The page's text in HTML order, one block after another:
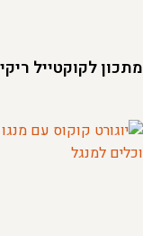
מתכון לקוקטייל